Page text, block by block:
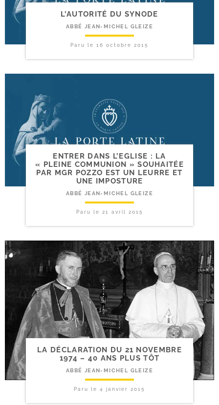
L’AUTORITÉ DU SYNODE
ABBÉ JEAN-MICHEL GLEIZE
Paru le16 octobre 2015
ENTRER DANS L’EGLISE : LA
« PLEINE COMMUNION » SOUHAITÉE
PAR MGR POZZO EST UN LEURRE ET
UNE IMPOSTURE
ABBÉ JEAN-MICHEL GLEIZE
Paru le 21 avril 2015
LA DÉCLARATION DU 21 NOVEMBRE
1974 – 40 ANS PLUS TÔT
ABBÉ JEAN-MICHEL GLEIZE
Paru le4 janvier 2015